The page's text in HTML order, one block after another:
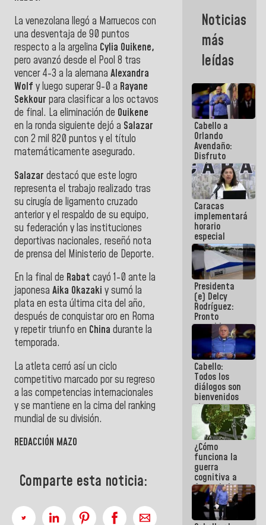
La venezolana llegó a Marruecos con
una desventaja de 90 puntos
respecto a la argelina Cylia Ouikene,
pero avanzó desde el Pool 8 tras
vencer 4-3 a la alemana Alexandra
Wolf y luego superar 9-0 a Rayane
Sekkour para clasificar a los octavos
de final. La eliminación de Ouikene
en la ronda siguiente dejó a Salazar
con 2 mil 820 puntos y el título
matemáticamente asegurado.
Salazar destacó que este logro
representa el trabajo realizado tras
su cirugía de ligamento cruzado
anterior y el respaldo de su equipo,
su federación y las instituciones
deportivas nacionales, reseñó nota
de prensa del Ministerio de Deporte.
En la final de Rabat cayó 1-0 ante la
japonesa Aika Okazaki y sumó la
plata en esta última cita del año,
después de conquistar oro en Roma
y repetir triunfo en China durante la
temporada.
La atleta cerró así un ciclo
competitivo marcado por su regreso
a las competencias internacionales
y se mantiene en la cima del ranking
mundial de su división.
REDACCIÓN MAZO
Comparte esta noticia:
campeona
frente
México Sub
23 en los
Centroamericanos
Noticias
más
leídas
Cabello a
Orlando
Avendaño:
Disfruto
cada vez
que escribes
porque lo
que haces
es
embarrarla
Caracas
implementará
horario
especial
para
adaptarse
al plan de
ahorro
energético
Presidenta
(e) Delcy
Rodríguez:
Pronto
restableceremos
las
operaciones
en el
Aeropuerto
Internacional
de
Maiquetía
Cabello:
Todos los
diálogos son
bienvenidos
siempre que
estén en el
marco de la
Constitución
de la
República
¿Cómo
funciona la
guerra
cognitiva a
favor de la
narrativa
hegemónica?
(1)